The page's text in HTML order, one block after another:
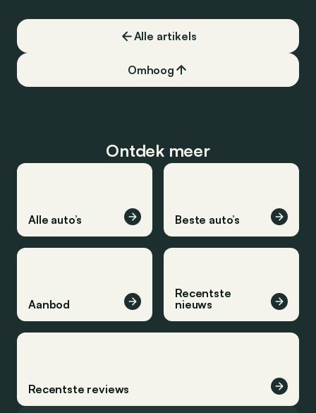
Alle artikels
Omhoog
Ontdek meer
Alle auto’s Beste auto’s
Aanbod
Recentste
nieuws
Recentste reviews